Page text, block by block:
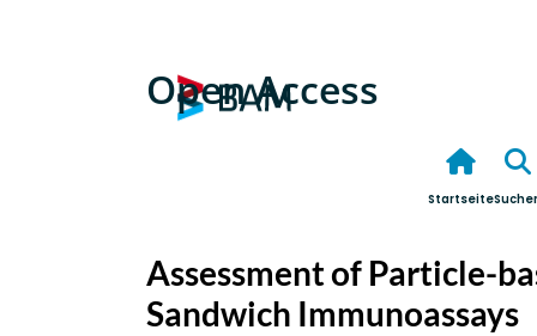
Open Access
Startseite
Assessment of Particle-
Sandwich Immunoassays